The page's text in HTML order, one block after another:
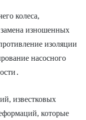
колеса,
изношенных
изоляции
насосного
известковых
которые